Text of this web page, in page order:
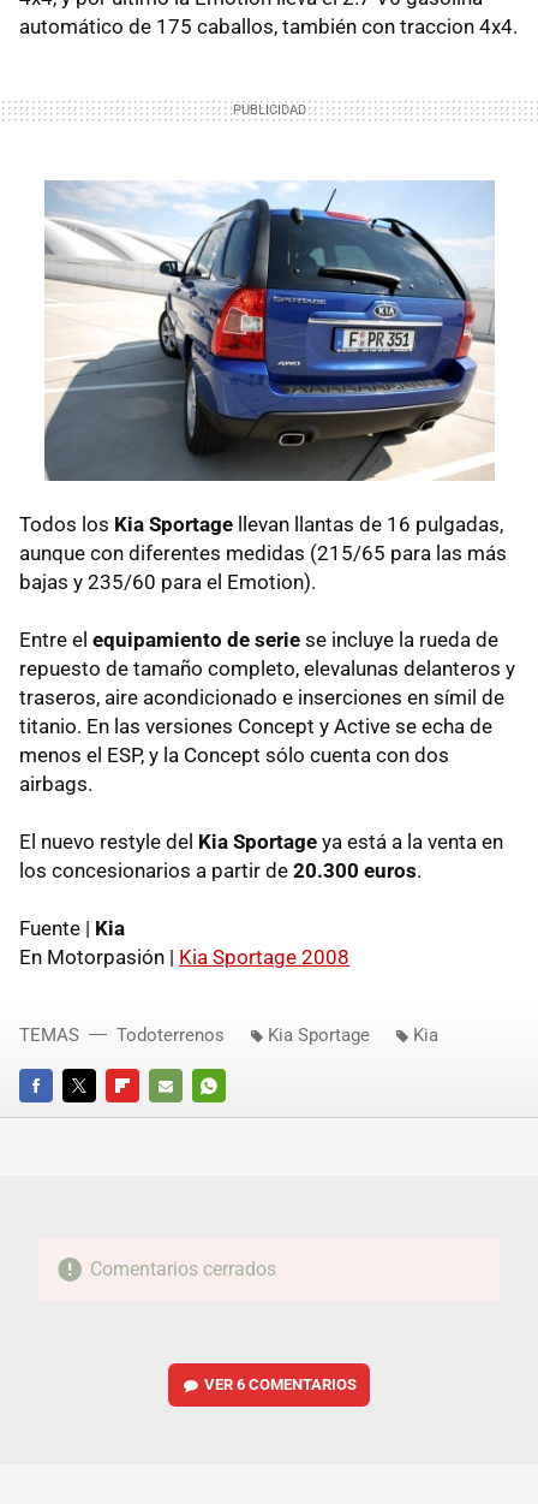
automático de 175 caballos, también con traccion 4x4.
Todos los Kia Sportage llevan llantas de 16 pulgadas,
aunque con diferentes medidas (215/65 para las más
bajas y 235/60 para el Emotion).
Entre el equipamiento de serie se incluye la rueda de
repuesto de tamaño completo, elevalunas delanteros y
traseros, aire acondicionado e inserciones en símil de
titanio. En las versiones Concept y Active se echa de
menos el ESP, y la Concept sólo cuenta con dos
airbags.
El nuevo restyle del Kia Sportage ya está a la venta en
los concesionarios a partir de 20.300 euros.
Fuente | Kia
En Motorpasión | Kia Sportage 2008
FACEBOOKTWITTERFLIPBOARD
E-
WHATSAPP
TEMAS Todoterrenos Kia Sportage Kia
Comentarios cerrados
VER6 COMENTARIOS